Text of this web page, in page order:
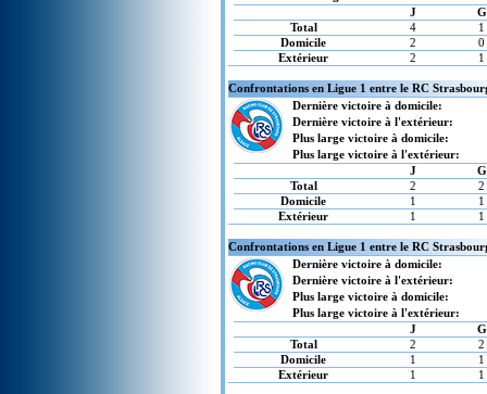
J
G
Total
4
1
Domicile
2
0
Extérieur
2 1
Confrontations en Ligue 1 entre le RC
Dernière victoire à domicile:
Dernière victoire à l'extérieur:
Plus large victoire à domicile:
Plus large victoire à l'extérieur:
J
G
Total
2
2
Domicile
1
1
Extérieur
1 1
Confrontations en Ligue 1 entre le RC
Dernière victoire à domicile:
Dernière victoire à l'extérieur:
Plus large victoire à domicile:
Plus large victoire à l'extérieur:
J
G
Total
2
2
Domicile
1
1
Extérieur
1 1